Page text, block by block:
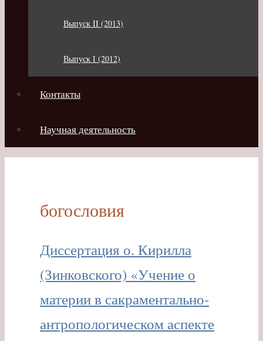
Выпуск II (2013)
Выпуск I (2012)
Контакты
Научная деятельность
богословия
Диссертация о. Кирилла
(Зинковского) «Учение о
материи в сакраментально-
антропологическом аспекте